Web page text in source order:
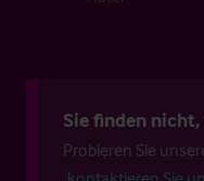
Sie finden
Probieren Sie